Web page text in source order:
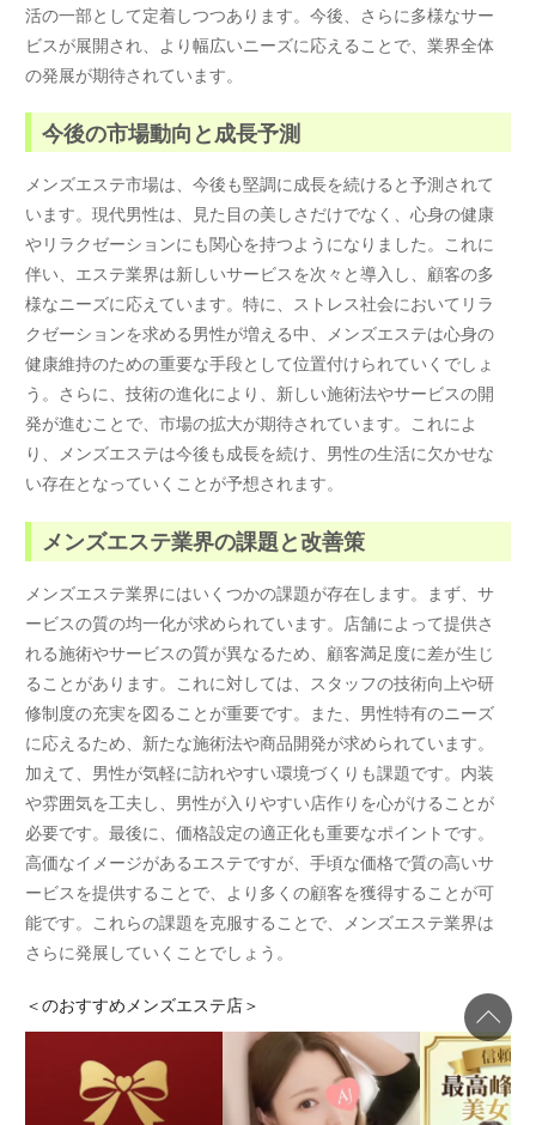
活の一部として定着しつつあります。今後、さらに多様なサー
ビスが展開され、より幅広いニーズに応えることで、業界全体
の発展が期待されています。
今後の市場動向と成長予測
メンズエステ市場は、今後も堅調に成長を続けると予測されて
います。現代男性は、見た目の美しさだけでなく、心身の健康
やリラクゼーションにも関心を持つようになりました。これに
伴い、エステ業界は新しいサービスを次々と導入し、顧客の多
様なニーズに応えています。特に、ストレス社会においてリラ
クゼーションを求める男性が増える中、メンズエステは心身の
健康維持のための重要な手段として位置付けられていくでしょ
う。さらに、技術の進化により、新しい施術法やサービスの開
発が進むことで、市場の拡大が期待されています。これによ
り、メンズエステは今後も成長を続け、男性の生活に欠かせな
い存在となっていくことが予想されます。
メンズエステ業界の課題と改善策
メンズエステ業界にはいくつかの課題が存在します。まず、サ
ービスの質の均一化が求められています。店舗によって提供さ
れる施術やサービスの質が異なるため、顧客満足度に差が生じ
ることがあります。これに対しては、スタッフの技術向上や研
修制度の充実を図ることが重要です。また、男性特有のニーズ
に応えるため、新たな施術法や商品開発が求められています。
加えて、男性が気軽に訪れやすい環境づくりも課題です。内装
や雰囲気を工夫し、男性が入りやすい店作りを心がけることが
必要です。最後に、価格設定の適正化も重要なポイントです。
高価なイメージがあるエステですが、手頃な価格で質の高いサ
ービスを提供することで、より多くの顧客を獲得することが可
能です。これらの課題を克服することで、メンズエステ業界は
さらに発展していくことでしょう。
＜のおすすめメンズエステ店＞